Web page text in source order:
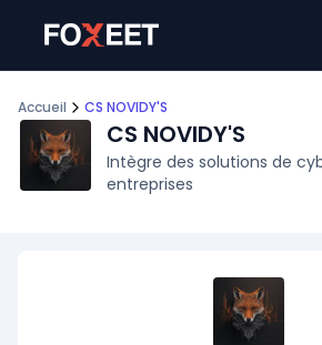
Accueil CS NOVIDY'S
CS NOVIDY'S
Intègre des solutions de
entreprises